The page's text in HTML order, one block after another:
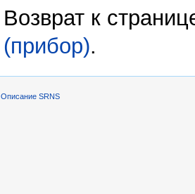
Возврат к
(прибор).
Описание SRNS